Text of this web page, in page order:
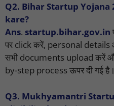
Q2. Bihar Startup
kare?
Ans. startup.bihar.gov.in
पर click करें, personal
सभी documents upload करें
by-step process ऊपर दी गई है।
Q3. Mukhyamantri